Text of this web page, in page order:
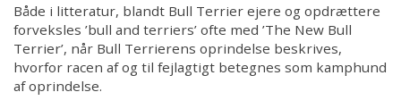
Både i litteratur, blandt Bull Terrier ejere og opdrættere
forveksles ’bull and terriers’ ofte med ’The New Bull
Terrier’, når Bull Terrierens oprindelse beskrives,
hvorfor racen af og til fejlagtigt betegnes som kamphund
af oprindelse.